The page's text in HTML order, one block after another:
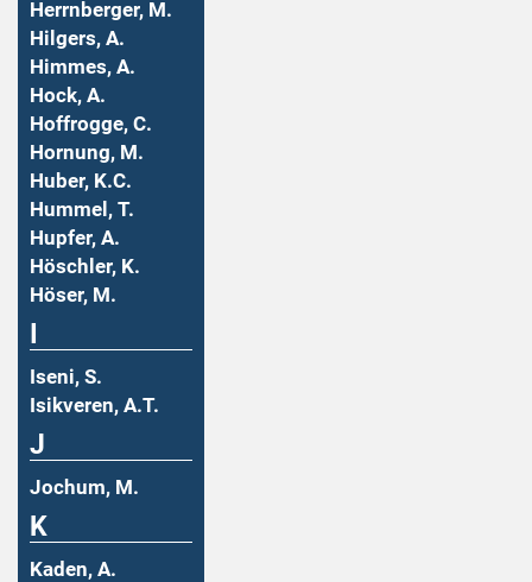
Herrnberger, M.
Hilgers, A.
Himmes, A.
Hock, A.
Hoffrogge, C.
Hornung, M.
Huber, K.C.
Hummel, T.
Hupfer, A.
Höschler, K.
Höser, M.
Iseni, S.
Isikveren, A.T.
J
Jochum, M.
K
Kaden, A.